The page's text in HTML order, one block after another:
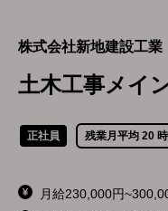
株式会社新地建設工業
土木工事メイ
正社員 残業月平均 20
月給230,000円